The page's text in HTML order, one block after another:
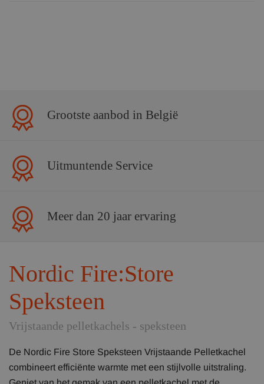
Grootste aanbod in België
Uitmuntende Service
Meer dan 20 jaar ervaring
Nordic Fire:Store
Speksteen
Vrijstaande pelletkachels - speksteen
De Nordic Fire Store Speksteen Vrijstaande Pelletkachel
combineert efficiënte warmte met een stijlvolle uitstraling.